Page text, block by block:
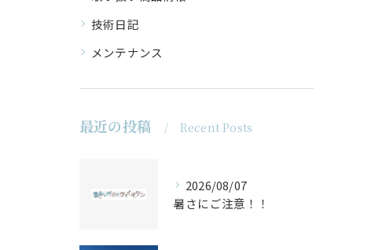
技術日記
メンテナンス
最近の投稿 Recent Posts
2026/08/07
暑さにご注意！！